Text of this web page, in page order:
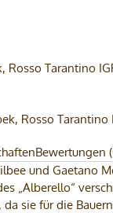
Rosso Tarantino
Bewertungen
und Gaetano
„Alberello“
sie für die